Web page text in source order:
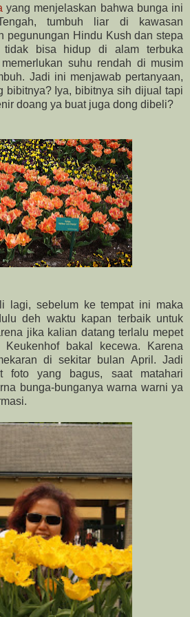
yang menjelaskan bahwa bunga ini
tumbuh liar di kawasan
pegunungan Hindu Kush dan stepa
tidak bisa hidup di alam terbuka
suhu rendah di musim
Jadi ini menjawab pertanyaan,
bibitnya? Iya, bibitnya sih dijual tapi
doang ya buat juga dong dibeli?
lagi, sebelum ke tempat ini maka
deh waktu kapan terbaik untuk
jika kalian datang terlalu mepet
Keukenhof bakal kecewa. Karena
di sekitar bulan April. Jadi
foto yang bagus, saat matahari
bunga-bunganya warna warni ya